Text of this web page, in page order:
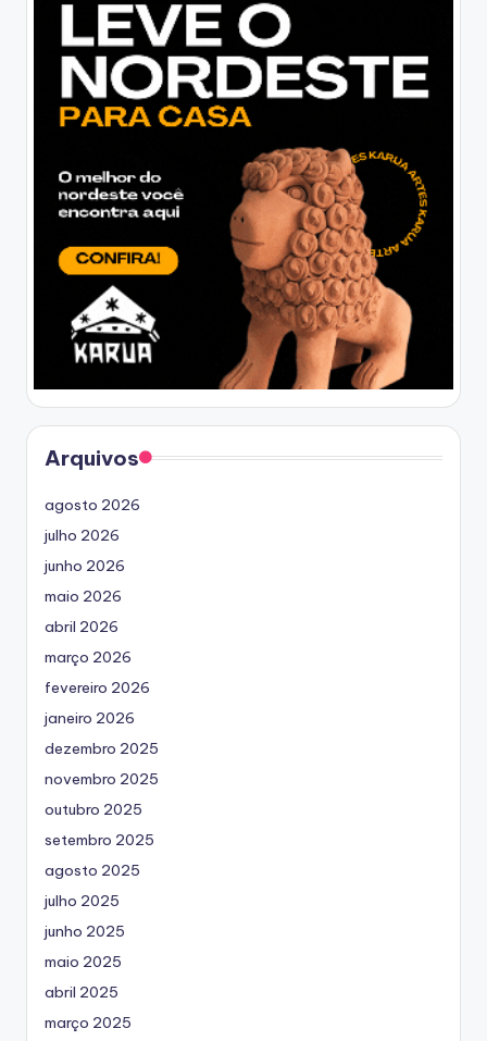
Arquivos
agosto 2026
julho 2026
junho 2026
maio 2026
abril 2026
março 2026
fevereiro 2026
janeiro 2026
dezembro 2025
novembro 2025
outubro 2025
setembro 2025
agosto 2025
julho 2025
junho 2025
maio 2025
abril 2025
março 2025